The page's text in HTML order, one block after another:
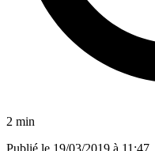
2 min
Publié le 19/03/2019 à 11:47